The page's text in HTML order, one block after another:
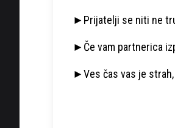
►Prijatelji se niti ne
►Če vam partnerica
►Ves čas vas je strah,